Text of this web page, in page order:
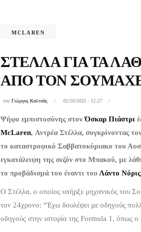
MCLAREN
ΣΤΈΛΛΑ ΓΙΑ ΤΑ
ΑΠΌ ΤΟΝ
του Γιώργος Καλτσάς 02/10/2025 - 12:27
Ψήφο εμπιστοσύνης στονΌσκαρ Πιάστρι
McLaren, Αντρέα Στέλλα, συγκρίνοντας
το καταστροφικό Σαββατοκύριακο του
εγκατάλειψη της σεζόν στο Μπακού, με
το προβάδισμά του έναντι του Λάντο Νόρις
Ο Στέλλα, ο οποίος υπήρξε μηχανικός του
τον 24χρονο: “Έχω δουλέψει με οδηγούς
οδηγούς στην ιστορία της Formula 1, όπως ο